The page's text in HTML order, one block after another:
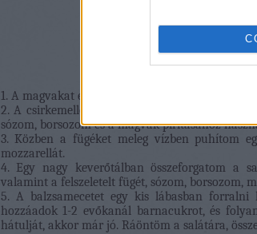
1. A magvakat egy magas falú, száraz, forró
2. A csirkemelleket alaposan megmosom,
sózom, borsozom és a magvak pirításához
3. Közben a fügéket meleg vízben puhítom
mozzarellát.
4. Egy nagy keverőtálban összeforgatom a
valamint a felszeletelt fügét, sózom, borsozom,
5. A balzsamecetet egy kis lábasban
hozzáadok 1-2 evőkanál barnacukrot, és
hátulját, akkor már jó. Ráöntöm a salátára,